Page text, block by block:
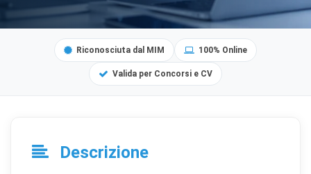
Riconosciuta dal MIM 100% Online
Valida per Concorsi e CV
Descrizione